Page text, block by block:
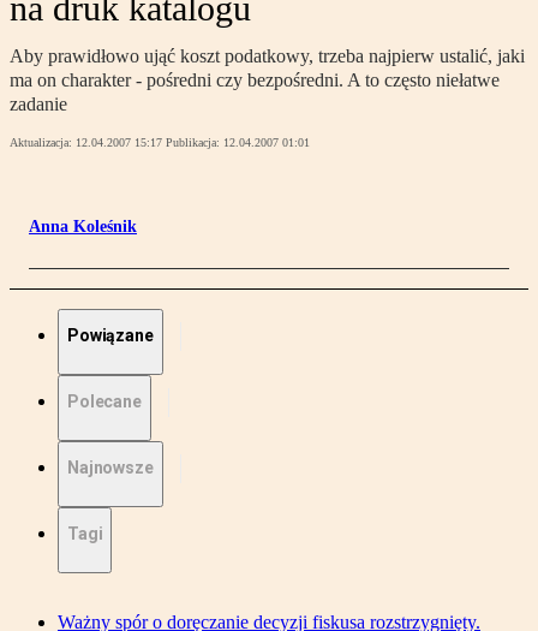
Aby prawidłowo ująć koszt podatkowy, trzeba najpierw ustalić, jaki
ma on charakter - pośredni czy bezpośredni. A to często niełatwe
zadanie
Aktualizacja: 12.04.2007 15:17 Publikacja: 12.04.2007 01:01
Anna Koleśnik
Powiązane
Polecane
Najnowsze
Tagi
Ważny spór o doręczanie decyzji fiskusa rozstrzygnięty.